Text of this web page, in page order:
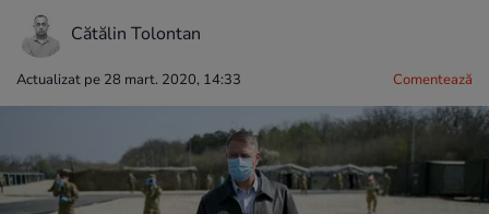
Cătălin Tolontan
Actualizat pe 28 mart. 2020, 14:33 Comentează